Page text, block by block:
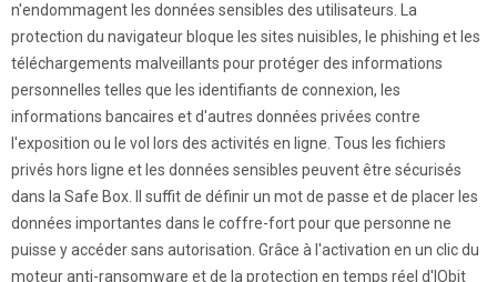
n'endommagent les données sensibles des utilisateurs. La
protection du navigateur bloque les sites nuisibles, le phishing et les
téléchargements malveillants pour protéger des informations
personnelles telles que les identifiants de connexion, les
informations bancaires et d'autres données privées contre
l'exposition ou le vol lors des activités en ligne. Tous les fichiers
privés hors ligne et les données sensibles peuvent être sécurisés
dans la Safe Box. Il suffit de définir un mot de passe et de placer les
données importantes dans le coffre-fort pour que personne ne
puisse y accéder sans autorisation. Grâce à l'activation en un clic du
moteur anti-ransomware et de la protection en temps réel d'IObit